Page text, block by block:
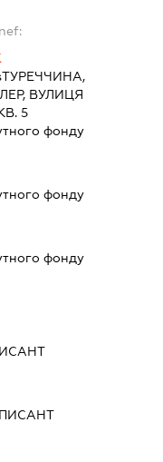
ТУРЕЧЧИНА,
ВУЛИЦЯ
5
фонду
фонду
фонду